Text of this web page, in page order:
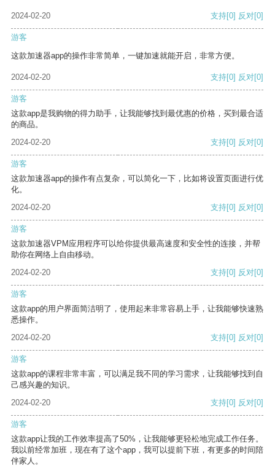
2024-02-20 支持[0] 反对[0]
游客
这款加速器app的操作非常简单，一键加速就能开启，非常方便。
2024-02-20 支持[0] 反对[0]
游客
这款app是我购物的得力助手，让我能够找到最优惠的价格，买到最合适
的商品。
2024-02-20
支持[0] 反对[0]
游客
这款加速器app的操作有点复杂，可以简化一下，比如将设置页面进行优
化。
2024-02-20
支持[0] 反对[0]
游客
这款加速器VPM应用程序可以给你提供最高速度和安全性的连接，并帮
助你在网络上自由移动。
2024-02-20
支持[0] 反对[0]
游客
这款app的用户界面简洁明了，使用起来非常容易上手，让我能够快速熟
悉操作。
2024-02-20
支持[0] 反对[0]
游客
这款app的课程非常丰富，可以满足我不同的学习需求，让我能够找到自
己感兴趣的知识。
2024-02-20
支持[0] 反对[0]
游客
这款app让我的工作效率提高了50%，让我能够更轻松地完成工作任务。
我以前经常加班，现在有了这个app，我可以提前下班，有更多的时间陪
伴家人。